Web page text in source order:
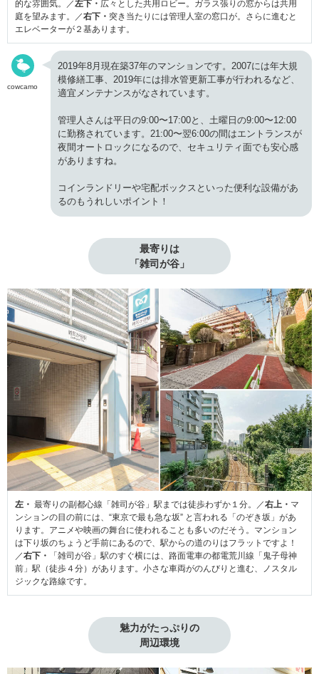
的な雰囲気。／左下・ 広々とした共用ロビー。ガラス張りの窓からは共用
庭を望みます。／右下・ 突き当たりには管理人室の窓口が。さらに進むと
エレベーターが２基あります。
cowcamo
2019年8月現在築37年のマンションです。2007には年大規
模修繕工事、2019年には排水管更新工事が行われるなど、
適宜メンテナンスがなされています。
管理人さんは平日の9:00〜17:00と、土曜日の9:00〜12:00
に勤務されています。21:00〜翌6:00の間はエントランスが
夜間オートロックになるので、セキュリティ面でも安心感
がありますね。
コインランドリーや宅配ボックスといった便利な設備があ
るのもうれしいポイント！
最寄りは
「雑司が谷」
左・ 最寄りの副都心線「雑司が谷」駅までは徒歩わずか１分。／右上・ マ
ンションの目の前には、“東京で最も急な坂” と言われる「のぞき坂」があ
ります。アニメや映画の舞台に使われることも多いのだそう。マンション
は下り坂のちょうど手前にあるので、駅からの道のりはフラットですよ！
／右下・
「雑司が谷」駅のすぐ横には、路面電車の都電荒川線「鬼子母神
前」駅（徒歩４分）があります。小さな車両がのんびりと進む、ノスタル
ジックな路線です。
魅力がたっぷりの
周辺環境